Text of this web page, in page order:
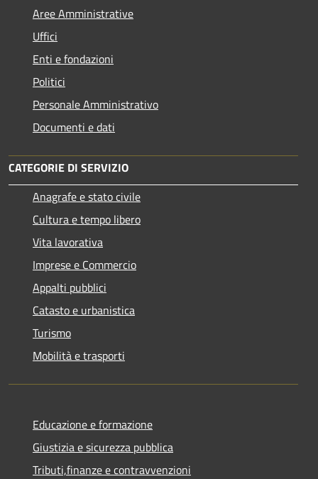
Aree Amministrative
Uffici
Enti e fondazioni
Politici
Personale Amministrativo
Documenti e dati
CATEGORIE DI SERVIZIO
Anagrafe e stato civile
Cultura e tempo libero
Vita lavorativa
Imprese e Commercio
Appalti pubblici
Catasto e urbanistica
Turismo
Mobilità e trasporti
Educazione e formazione
Giustizia e sicurezza pubblica
Tributi,finanze e contravvenzioni